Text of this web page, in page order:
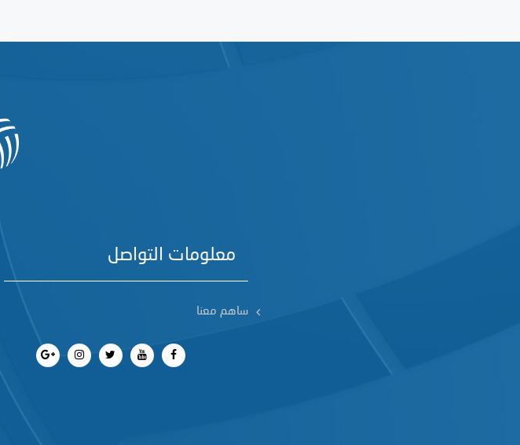
معلومات التواصل
ساهم معنا